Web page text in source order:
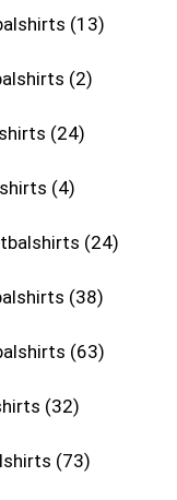
13
2
24
4
24
38
63
32
73